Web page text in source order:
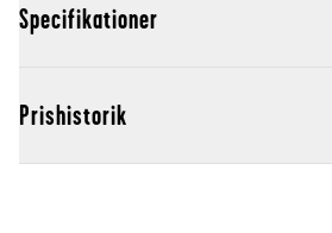
Specifikationer
Prishistorik